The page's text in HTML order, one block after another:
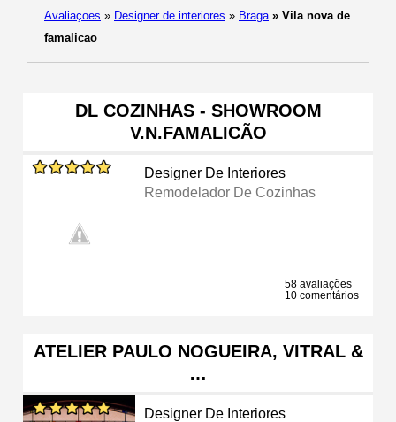
Avaliaçoes » Designer de interiores » Braga » Vila nova de
famalicao
DL COZINHAS - SHOWROOM
V.N.FAMALICÃO
Designer De Interiores
Remodelador De Cozinhas
58 avaliações
10 comentários
ATELIER PAULO NOGUEIRA, VITRAL &
…
Designer De Interiores